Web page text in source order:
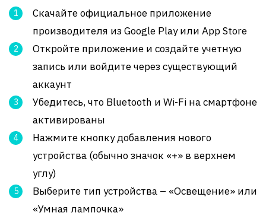
Скачайте официальное приложение
производителя из Google Play или App Store
Откройте приложение и создайте учетную
запись или войдите через существующий
аккаунт
Убедитесь, что Bluetooth и Wi-Fi на смартфоне
активированы
Нажмите кнопку добавления нового
устройства (обычно значок «+» в верхнем
углу)
Выберите тип устройства – «Освещение» или
«Умная лампочка»